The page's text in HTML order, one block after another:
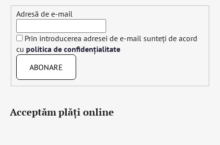
Adresă de e-mail
Prin introducerea adresei de e-mail sunteți de acord
cu politica de confidențialitate
ABONARE
Acceptăm plăţi online